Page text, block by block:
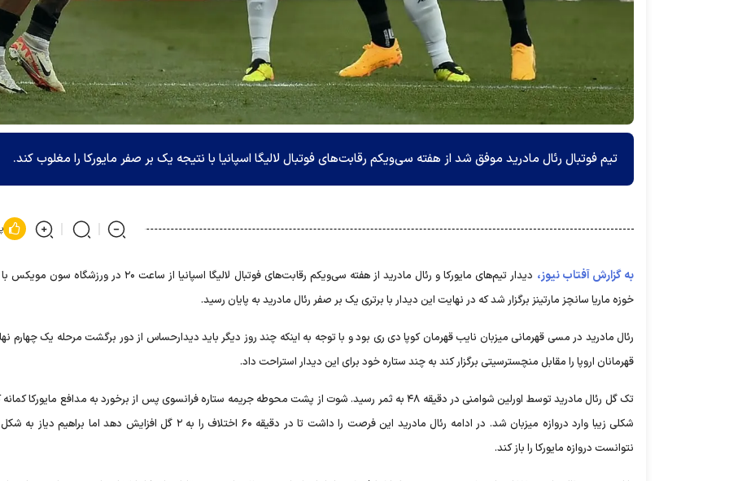
تیم فوتبال رئال مادرید موفق شد از هفته سی‌ویکم رقابت‌های فوتبال لالیگا اسپانیا با نتیجه یک بر صفر مایورکا را مغلوب کند.
به گزارش آفتاب نیوز،
دیدار تیم‌های مایورکا و رئال مادرید از هفته سی‌ویکم رقابت‌های فوتبال لالیگا اسپانیا از ساعت ۲۰
خوزه ماریا سانچز مارتینز برگزار شد که در نهایت این دیدار با برتری یک بر صفر رئال مادرید به پایان رسید.
رئال مادرید در مسی قهرمانی میزبان نایب قهرمان کوپا دی ری بود و با توجه به اینکه چند روز دیگر باید دیدارحساس از دور برگشت مرحله یک چهارم
قهرمانان اروپا را مقابل منچسترسیتی برگزار کند به چند ستاره خود برای این دیدار استراحت داد.
تک گل رئال مادرید توسط اورلین شوامنی در دقیقه ۴۸ به ثمر رسید. شوت از پشت محوطه جریمه ستاره فرانسوی پس از برخورد به مدافع مایورکا
شکلی زیبا وارد دروازه میزبان شد. در ادامه رئال مادرید این فرصت را داشت تا در دقیقه ۶۰ اختلاف را به ۲ گل افزایش دهد اما
نتوانست دروازه مایورکا را باز کند.